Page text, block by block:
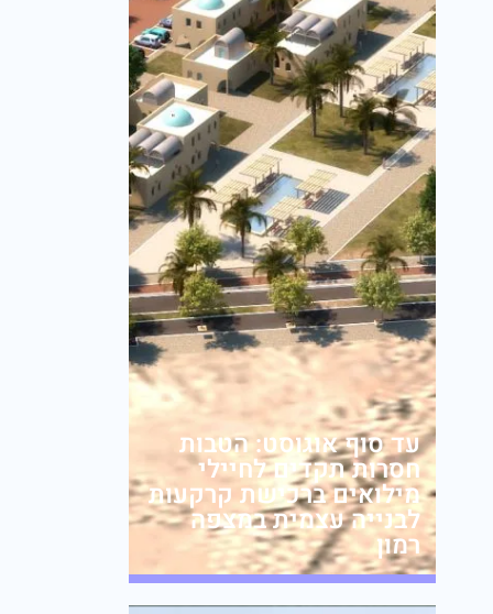
עד סוף אוגוסט: הטבות
חסרות תקדים לחיילי
מילואים ברכישת קרקעות
לבנייה עצמית במצפה
רמון